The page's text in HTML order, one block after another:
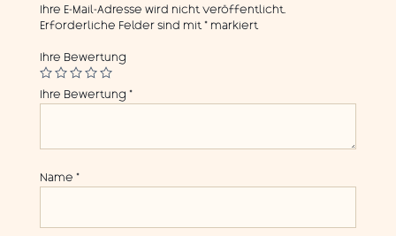
Ihre E-Mail-Adresse wird nicht veröffentlicht.
Erforderliche Felder sind mit*markiert
Ihre Bewertung
Ihre Bewertung *
Name *